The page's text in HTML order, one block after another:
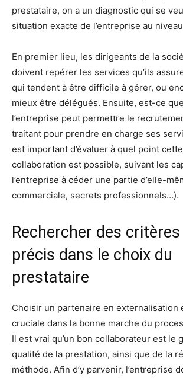
prestataire, on a un diagnostic qui se
situation exacte de l’entreprise au
En premier lieu, les dirigeants de la
doivent repérer les services qu’ils
qui tendent à être difficile à gérer, ou
mieux être délégués. Ensuite, est-ce
l’entreprise peut permettre le
traitant pour prendre en charge ses
est important d’évaluer à quel point
collaboration est possible, suivant les
l’entreprise à céder une partie d’elle-
commerciale, secrets professionnels…).
Rechercher des critères
précis dans le choix du
prestataire
Choisir un partenaire en externalisation
cruciale dans la bonne marche du
Il est vrai qu’un bon collaborateur est le
qualité de la prestation, ainsi que de la
méthode. Afin d’y parvenir, l’entreprise